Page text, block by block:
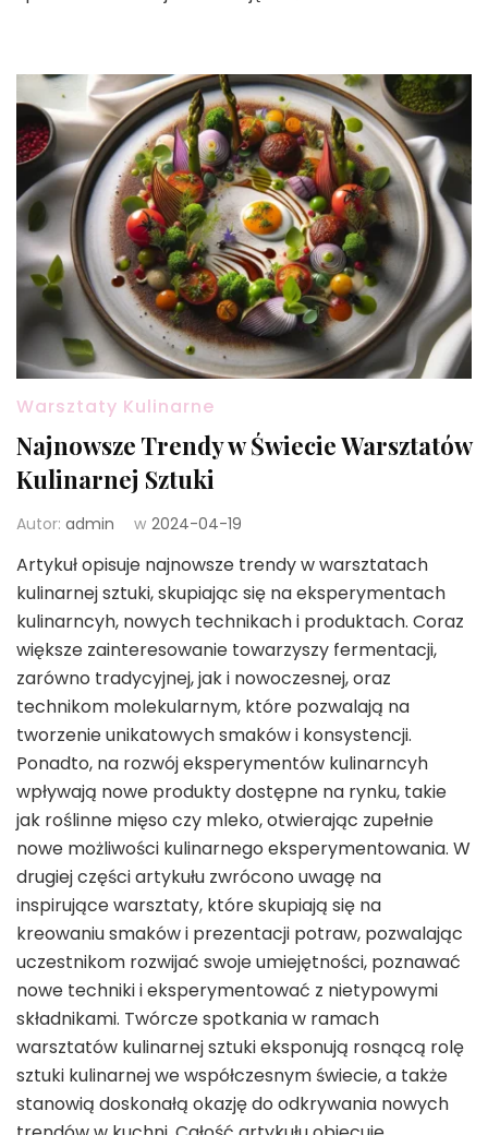
Warsztaty Kulinarne
Najnowsze Trendy w Świecie Warsztatów
Kulinarnej Sztuki
Autor: admin w 2024-04-19
Artykuł opisuje najnowsze trendy w warsztatach
kulinarnej sztuki, skupiając się na eksperymentach
kulinarncyh, nowych technikach i produktach. Coraz
większe zainteresowanie towarzyszy fermentacji,
zarówno tradycyjnej, jak i nowoczesnej, oraz
technikom molekularnym, które pozwalają na
tworzenie unikatowych smaków i konsystencji.
Ponadto, na rozwój eksperymentów kulinarncyh
wpływają nowe produkty dostępne na rynku, takie
jak roślinne mięso czy mleko, otwierając zupełnie
nowe możliwości kulinarnego eksperymentowania. W
drugiej części artykułu zwrócono uwagę na
inspirujące warsztaty, które skupiają się na
kreowaniu smaków i prezentacji potraw, pozwalając
uczestnikom rozwijać swoje umiejętności, poznawać
nowe techniki i eksperymentować z nietypowymi
składnikami. Twórcze spotkania w ramach
warsztatów kulinarnej sztuki eksponują rosnącą rolę
sztuki kulinarnej we współczesnym świecie, a także
stanowią doskonałą okazję do odkrywania nowych